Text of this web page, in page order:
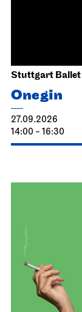
Stuttgart Ballet
Onegin
27.09.2026
14:00 - 16:30